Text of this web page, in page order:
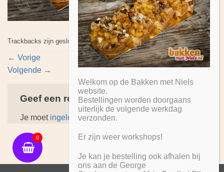
0
Trackbacks zijn gesloten, maar je kaneen reactie plaatsen.
← Vorige
Volgende →
Geef een reactie
Je moet ingelogd zijn opom een reactie te plaatsen.
Welkom op de Bakken met Niels
website.
Bestellingen worden doorgaans
uiterlijk de volgende werkdag
verzonden.
Er zijn weer workshops!
Je kan je bestelling ook afhalen bij
ons aan de George